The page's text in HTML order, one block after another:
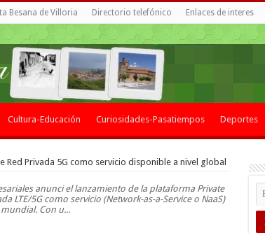
Besana de Villoria Directorio telefónico Enlaces de interes
Cultura-Educación Curiosidades-Pasatiempos Deportes
Privada 5G como servicio disponible a nivel global
anunci el lanzamiento de la plataforma Private
LTE/5G como servicio (Network-as-a-Service o NaaS)
Con u...